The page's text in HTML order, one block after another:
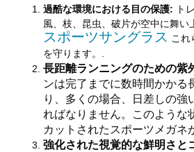
過酷な環境における目の保護: ト
風、枝、昆虫、破片が空中に舞い
スポーツサングラス これ
を守ります。.
長距離ランニングのための紫
ンは完了までに数時間かかる
り、多くの場合、日差しの強
ればなりません。このような
カットされたスポーツメガネ
強化された視覚的な鮮明さと